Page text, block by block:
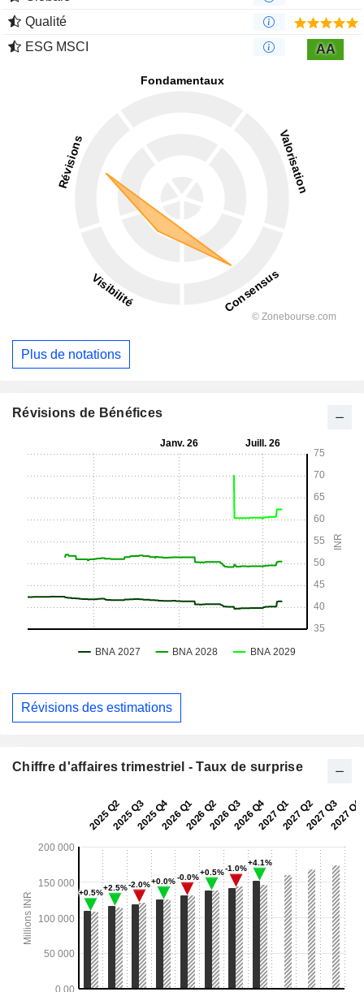
Qualité
ESG MSCI
AA
Plus de notations
Révisions de Bénéfices
Révisions des estimations
Chiffre d'affaires trimestriel - Taux de surprise